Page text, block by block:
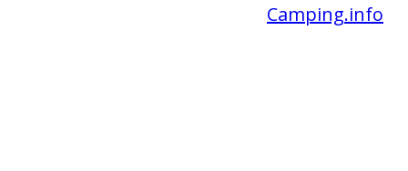
Camping.info